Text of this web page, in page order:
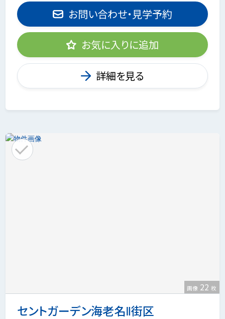
お問い合わせ・見学予約
お気に入りに追加
詳細を見る
セントガーデン海老名Ⅱ街区
画像 22 枚